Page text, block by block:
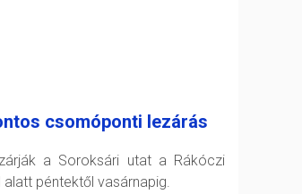
csomóponti lezárás
a Soroksári utat a Rákóczi
alatt péntektől vasárnapig.